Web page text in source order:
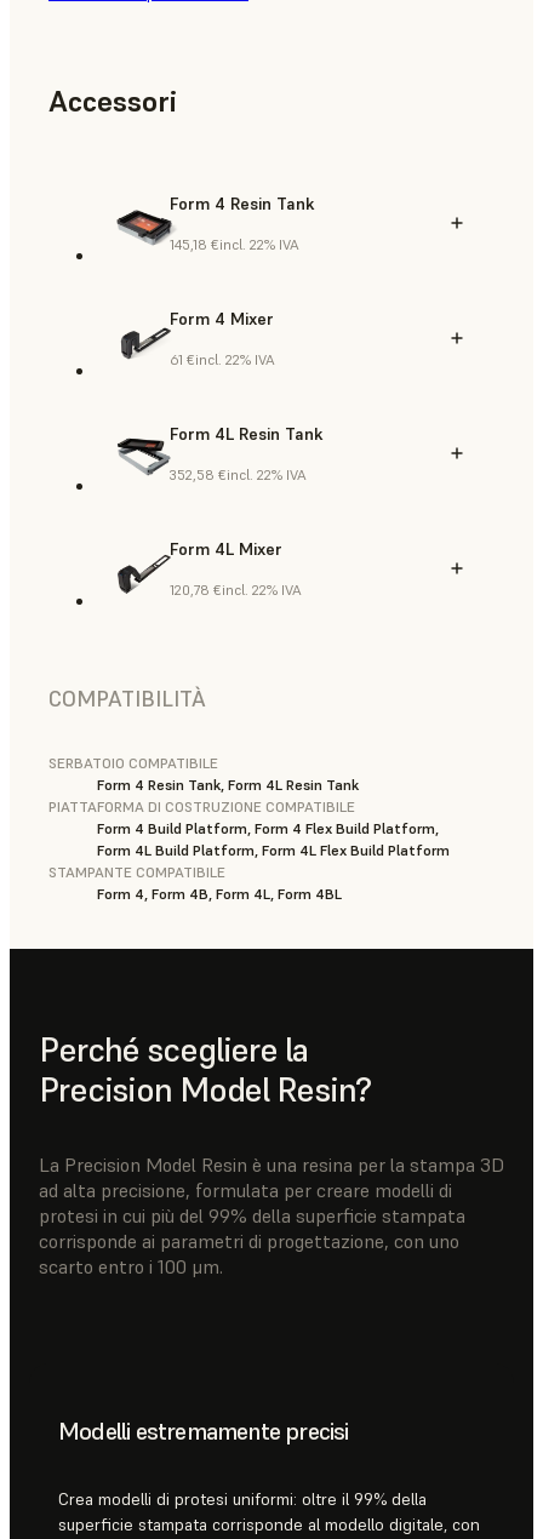
Accessori
Form 4 Resin Tank
145,18 €incl. 22% IVA
Form 4 Mixer
61 €incl. 22% IVA
Form 4L Resin Tank
352,58 €incl. 22% IVA
Form 4L Mixer
120,78 €incl. 22% IVA
COMPATIBILITÀ
SERBATOIO COMPATIBILE
Form 4 Resin Tank, Form 4L Resin Tank
PIATTAFORMA DI COSTRUZIONE COMPATIBILE
Form 4 Build Platform, Form 4 Flex Build Platform,
Form 4L Build Platform, Form 4L Flex Build Platform
STAMPANTE COMPATIBILE
Form 4, Form 4B, Form 4L, Form 4BL
Perché scegliere la
Precision Model Resin?
La Precision Model Resin è una resina per la stampa 3D
ad alta precisione, formulata per creare modelli di
protesi in cui più del 99% della superficie stampata
corrisponde ai parametri di progettazione, con uno
scarto entro i 100 μm.
Modelli estremamente precisi
Crea modelli di protesi uniformi: oltre il 99% della
superficie stampata corrisponde al modello digitale, con